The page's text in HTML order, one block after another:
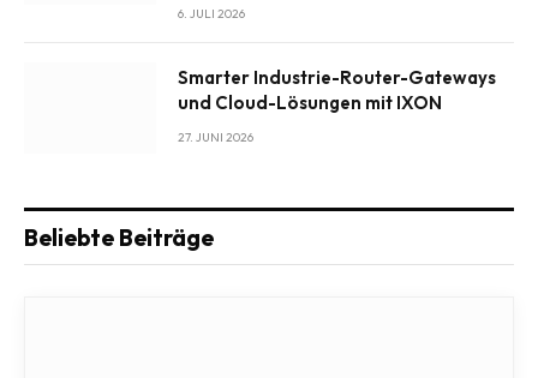
6. JULI 2026
Smarter Industrie-Router-Gateways
und Cloud-Lösungen mit IXON
27. JUNI 2026
Beliebte Beiträge